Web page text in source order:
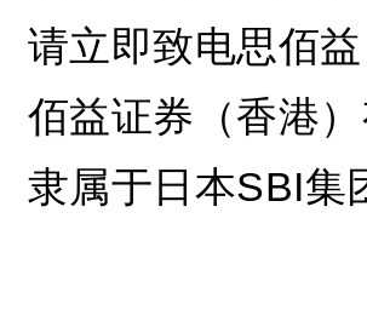
请立即致电思佰
佰益证券（香港
隶属于日本SBI集